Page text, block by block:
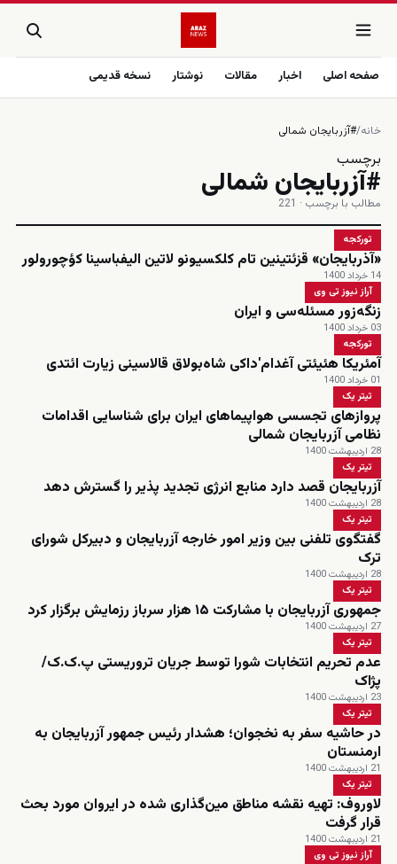
صفحه اصلی اخبار مقالات نوشتار نسخه قدیمی
خانه/#آزربایجان شمالی
برچسب
#آزربایجان شمالی
مطالب با برچسب · 221
تورکجه
«آذربایجان» قزئتینین تام کلکسیونو لاتین الیفباسینا کؤچورولور
14 خرداد 1400
آراز نیوز تی وی
زنگه‌زور مسئله‌سی و ایران
03 خرداد 1400
تورکجه
آمئریکا هئیئتی آغدام'داکی شاه‌بولاق قالاسینی زیارت ائتدی
01 خرداد 1400
تیتر یک
پروازهای تجسسی هواپیماهای ایران برای شناسایی اقدامات
نظامی آزربایجان شمالی
28 اردیبهشت 1400
تیتر یک
آزربایجان قصد دارد منابع انرژی تجدید پذیر را گسترش دهد
28 اردیبهشت 1400
تیتر یک
گفتگوی تلفنی بین وزیر امور خارجه آزربایجان و دبیرکل شورای
ترک
28 اردیبهشت 1400
تیتر یک
جمهوری آزربایجان با مشارکت ۱۵ هزار سرباز رزمایش برگزار کرد
27 اردیبهشت 1400
تیتر یک
عدم تحریم انتخابات شورا توسط جریان تروریستی پ.ک.ک/
پژاک
23 اردیبهشت 1400
تیتر یک
در حاشیه سفر به نخجوان؛ هشدار رئیس جمهور آزربایجان به
ارمنستان
21 اردیبهشت 1400
تیتر یک
لاوروف: تهیه نقشه مناطق مین‌گذاری شده در ایروان مورد بحث
قرار گرفت
21 اردیبهشت 1400
آراز نیوز تی وی